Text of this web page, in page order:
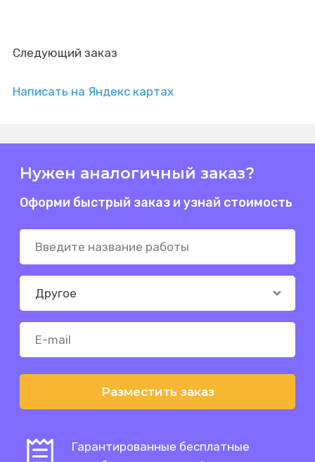
Следующий заказ
Написать на Яндекс картах
Нужен аналогичный заказ?
Оформи быстрый заказ и узнай стоимость
Разместить заказ
Гарантированные бесплатные